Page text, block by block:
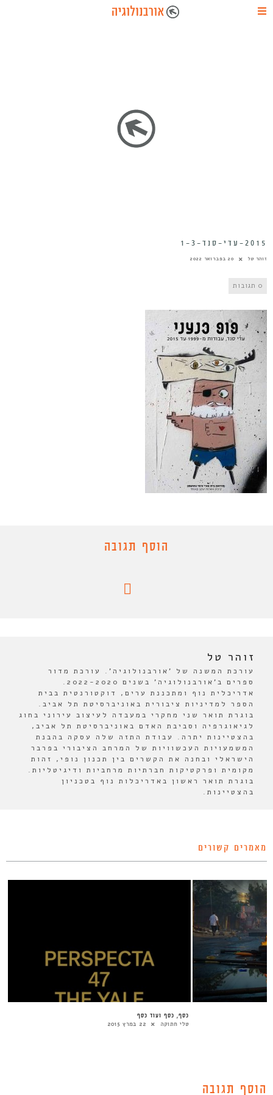
2015-עדי-סנד-1-3
זוהר טל 20 בפברואר 2022
0 תגובות
הוסף תגובה
זוהר טל
עורכת המשנה של 'אורבנולוגיה'. עורכת מדור
ספרים ב'אורבנולוגיה' בשנים 2022-2020.
אדריכלית נוף ומתכננת ערים, דוקטורנטית בבית
הספר למדיניות ציבורית באוניברסיטת תל אביב.
בוגרת תואר שני מחקרי במעבדה לעיצוב עירוני בחוג
לגיאוגרפיה וסביבת האדם באוניברסיטת תל אביב,
בהצטיינות יתרה. עבודת התזה שלה עסקה בהבנת
המשמעויות העכשוויות של המרחב הציבורי בפרבר
הישראלי ובחנה את הקשרים בין תכנון נופי, זהות
מקומית ופרקטיקות חברתיות מרחביות ודיגיטליות.
בוגרת תואר ראשון באדריכלות נוף בטכניון
בהצטיינות.
מאמרים קשורים
כסף, כסף ועוד כסף
טלי חתוקה 22 במרץ 2015
הוסף תגובה